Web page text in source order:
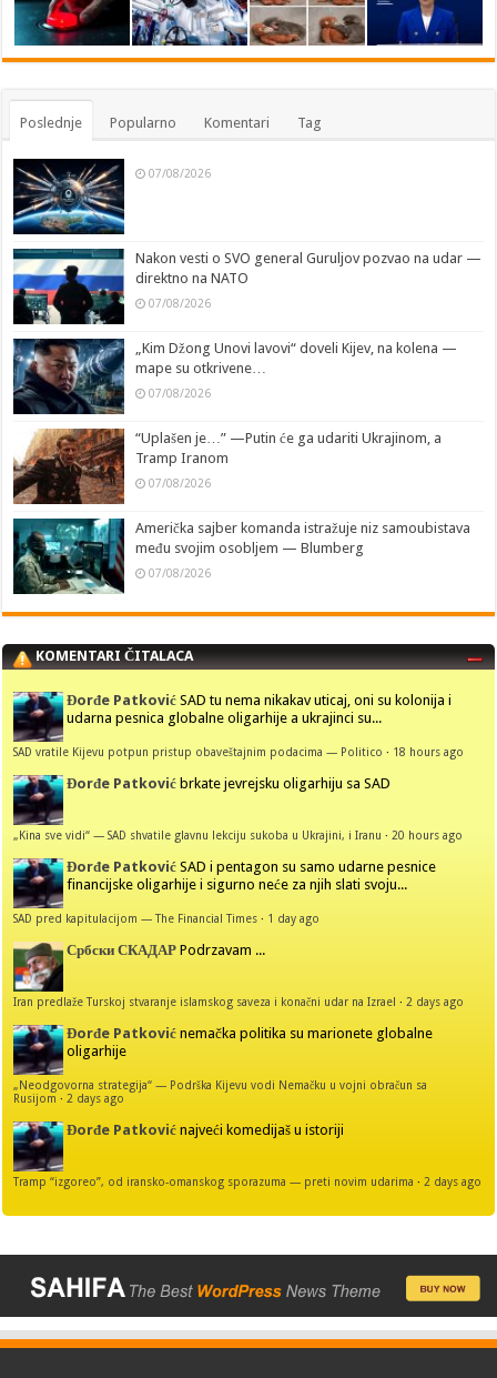
Poslednje Popularno Komentari Tag
07/08/2026
Nakon vesti o SVO general Guruljov pozvao na udar —
direktno na NATO
07/08/2026
„Kim Džong Unovi lavovi“ doveli Kijev, na kolena —
mape su otkrivene…
07/08/2026
“Uplašen je…” —Putin će ga udariti Ukrajinom, a
Tramp Iranom
07/08/2026
Američka sajber komanda istražuje niz samoubistava
među svojim osobljem — Blumberg
07/08/2026
KOMENTARI ČITALACA
Đorđe Patković SAD tu nema nikakav uticaj, oni su kolonija i
udarna pesnica globalne oligarhije a ukrajinci su...
SAD vratile Kijevu potpun pristup obaveštajnim podacima — Politico · 18 hours ago
Đorđe Patković brkate jevrejsku oligarhiju sa SAD
„Kina sve vidi“ — SAD shvatile glavnu lekciju sukoba u Ukrajini, i Iranu ·20 hours ago
Đorđe Patković SAD i pentagon su samo udarne pesnice
financijske oligarhije i sigurno neće za njih slati svoju...
SAD pred kapitulacijom — The Financial Times · 1 day ago
Србски СКАДАР Podrzavam ...
Iran predlaže Turskoj stvaranje islamskog saveza i konačni udar na Izrael ·2 days ago
Đorđe Patković nemačka politika su marionete globalne
oligarhije
„Neodgovorna strategija“ — Podrška Kijevu vodi Nemačku u vojni obračun sa
Rusijom ·2 days ago
Đorđe Patković najveći komedijaš u istoriji
Tramp “izgoreo”, od iransko-omanskog sporazuma — preti novim udarima ·2 days ago